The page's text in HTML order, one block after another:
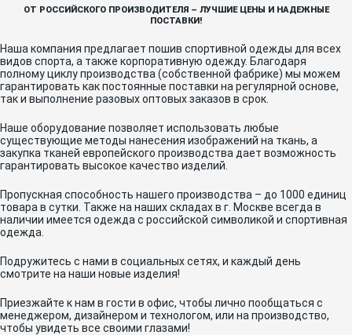
ОТ РОССИЙСКОГО ПРОИЗВОДИТЕЛЯ – ЛУЧШИЕ ЦЕНЫ И НАДЕЖНЫЕ
ПОСТАВКИ!
Наша компания предлагает пошив спортивной одежды для всех
видов спорта, а также корпоративную одежду. Благодаря
полному циклу производства (собственной фабрике) мы можем
гарантировать как постоянные поставки на регулярной основе,
так и выполнение разовых оптовых заказов в срок.
Наше оборудование позволяет использовать любые
существующие методы нанесения изображений на ткань, а
закупка тканей европейского производства дает возможность
гарантировать высокое качество изделий.
Пропускная способность нашего производства – до 1000 единиц
товара в сутки. Также на наших складах в г. Москве всегда в
наличии имеется одежда с российской символикой и спортивная
одежда.
Подружитесь с нами в социальных сетях, и каждый день
смотрите на наши новые изделия!
Приезжайте к нам в гости в офис, чтобы лично пообщаться с
менеджером, дизайнером и технологом, или на производство,
чтобы увидеть все своими глазами!